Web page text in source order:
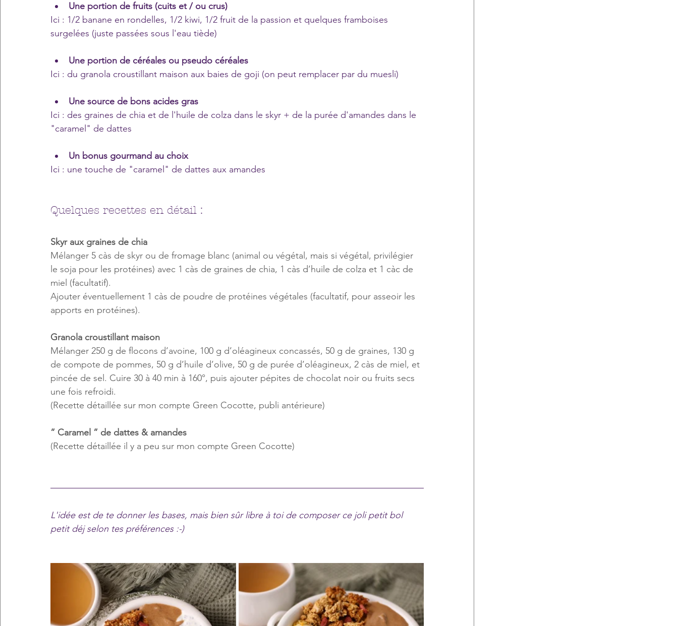
Une portion de fruits (cuits et / ou crus)
Ici : 1/2 banane en rondelles, 1/2 kiwi, 1/2 fruit de la passion et quelques framboises
surgelées (juste passées sous l'eau tiède)
Une portion de céréales ou pseudo céréales
Ici : du granola croustillant maison aux baies de goji (on peut remplacer par du muesli)
Une source de bons acides gras
Ici : des graines de chia et de l'huile de colza dans le skyr + de la purée d'amandes dans le
"caramel" de dattes
Un bonus gourmand au choix
Ici : une touche de "caramel" de dattes aux amandes
Quelques recettes en détail :
Skyr aux graines de chia
Mélanger 5 càs de skyr ou de fromage blanc (animal ou végétal, mais si végétal, privilégier
le soja pour les protéines) avec 1 càs de graines de chia, 1 càs d’huile de colza et 1 càc de
miel (facultatif).
Ajouter éventuellement 1 càs de poudre de protéines végétales (facultatif, pour asseoir les
apports en protéines).
Granola croustillant maison
Mélanger 250 g de flocons d’avoine, 100 g d’oléagineux concassés, 50 g de graines, 130 g
de compote de pommes, 50 g d’huile d’olive, 50 g de purée d’oléagineux, 2 càs de miel, et
pincée de sel. Cuire 30 à 40 min à 160°, puis ajouter pépites de chocolat noir ou fruits secs
une fois refroidi.
(Recette détaillée sur mon compte Green Cocotte, publi antérieure)
” Caramel ” de dattes & amandes
(Recette détaillée il y a peu sur mon compte Green Cocotte)
L'idée est de te donner les bases, mais bien sûr libre à toi de composer ce joli petit bol
petit déj selon tes préférences :-)